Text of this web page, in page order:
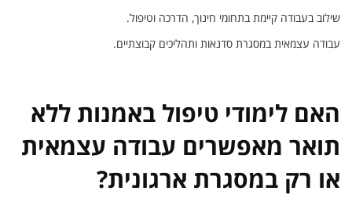
שילוב בעבודה קיימת בתחומי חינוך, הדרכה וטיפול.
עבודה עצמאית במסגרת סדנאות ותהליכים קבוצתיים.
האם לימודי טיפול באמנות ללא
תואר מאפשרים עבודה עצמאית
או רק במסגרת ארגונית?